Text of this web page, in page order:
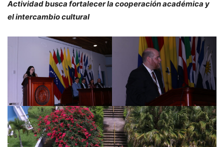
Actividad busca fortalecer la cooperación académica y
el intercambio cultural